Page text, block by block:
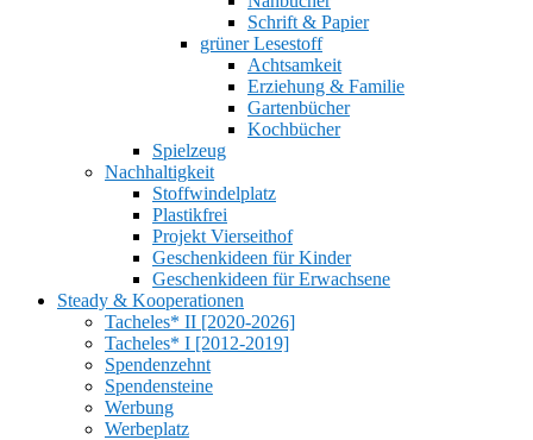
Schrift & Papier
grüner Lesestoff
Achtsamkeit
Erziehung & Familie
Gartenbücher
Kochbücher
Spielzeug
Nachhaltigkeit
Stoffwindelplatz
Plastikfrei
Projekt Vierseithof
Geschenkideen für Kinder
Geschenkideen für Erwachsene
Steady & Kooperationen
Tacheles* II [2020-2026]
Tacheles* I [2012-2019]
Spendenzehnt
Spendensteine
Werbung
Werbeplatz